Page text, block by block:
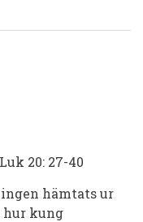
Luk 20: 27-40
hämtats ur
hur kung